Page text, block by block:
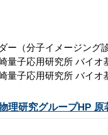
ー（分子イメージング
量子応用研究所 バイオ
量子応用研究所 バイオ
理研究グループHP 原